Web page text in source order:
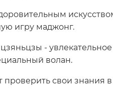
игру маджонг.
-
волан.
свои знания